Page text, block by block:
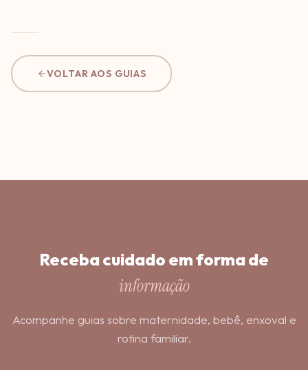
VOLTAR AOS GUIAS
Receba cuidado em forma de
informação
Acompanhe guias sobre maternidade, bebê, enxoval e
rotina familiar.